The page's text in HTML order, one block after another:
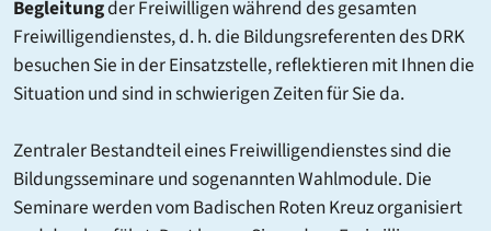
Begleitungder Freiwilligen während des gesamten
Freiwilligendienstes, d. h. die Bildungsreferenten des DRK
besuchen Sie in der Einsatzstelle, reflektieren mit Ihnen die
Situation und sind in schwierigen Zeiten für Sie da.
Zentraler Bestandteil eines Freiwilligendienstes sind die
Bildungsseminare und sogenannten Wahlmodule. Die
Seminare werden vom Badischen Roten Kreuz organisiert